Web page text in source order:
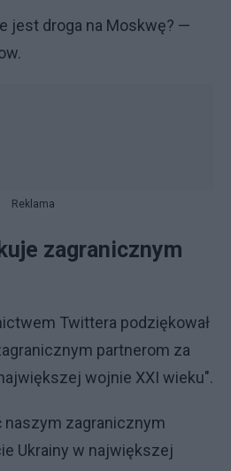
jest droga na Moskwę? —
Reklama
zagranicznym
Twittera podziękował
partnerom za
wojnie XXI wieku".
zagranicznym
Ukrainy w największej